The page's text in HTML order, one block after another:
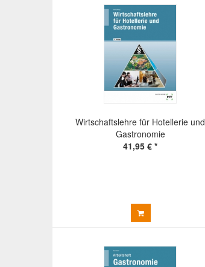
Wirtschaftslehre für Hotellerie und
Gastronomie
41,95 € *